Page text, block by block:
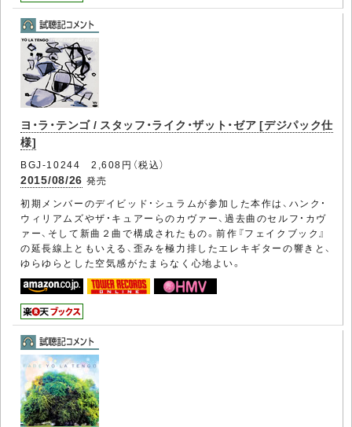
ヨ・ラ・テンゴ / スタッフ・ライク・ザット・ゼア [デジパック仕
様]
BGJ-10244 2,608円（税込）
2015/08/26 発売
初期メンバーのデイビッド・シュラムが参加した本作は、ハンク・
ウィリアムズやザ・キュアーらのカヴァー、過去曲のセルフ・カヴ
ァー、そして新曲２曲で構成されたもの。前作『フェイクブック』
の延長線上ともいえる、歪みを極力排したエレキギターの響きと、
ゆらゆらとした空気感がたまらなく心地よい。